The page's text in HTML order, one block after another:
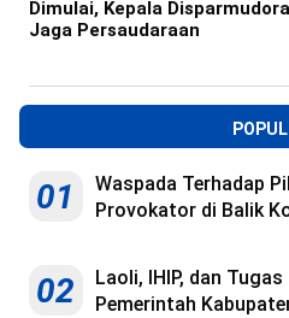
Dimulai, Kepala
Jaga Persaudaraan
01
Waspada Terhadap
Provokator di Balik
02
Laoli, IHIP, dan
Pemerintah